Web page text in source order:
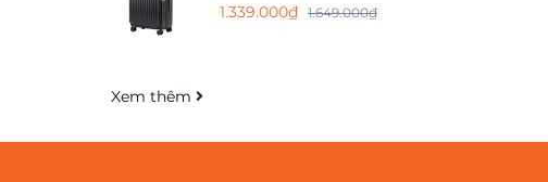
1.339.000₫ 1.649.000₫
Xem thêm